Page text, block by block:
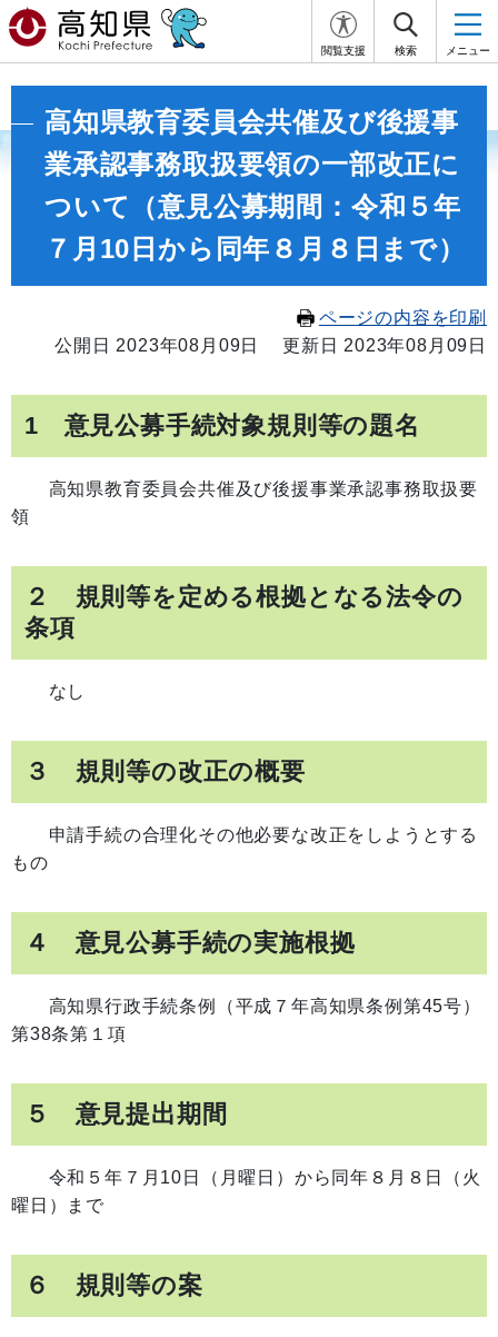
閲覧支援 検索 メニュー
高知県教育委員会共催及び後援事
業承認事務取扱要領の一部改正に
ついて（意見公募期間：令和５年
７月10日から同年８月８日まで）
ページの内容を印刷
公開日 2023年08月09日
更新日 2023年08月09日
1 意見公募手続対象規則等の題名
高知県教育委員会共催及び後援事業承認事務取扱要
領
２ 規則等を定める根拠となる法令の
条項
なし
３ 規則等の改正の概要
申請手続の合理化その他必要な改正をしようとする
もの
４ 意見公募手続の実施根拠
高知県行政手続条例（平成７年高知県条例第45号）
第38条第１項
５ 意見提出期間
令和５年７月10日（月曜日）から同年８月８日（火
曜日）まで
６ 規則等の案